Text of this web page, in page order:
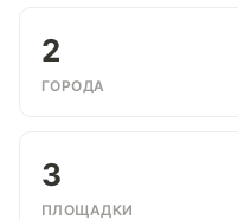
2
ГОРОДА
3
ПЛОЩАДКИ